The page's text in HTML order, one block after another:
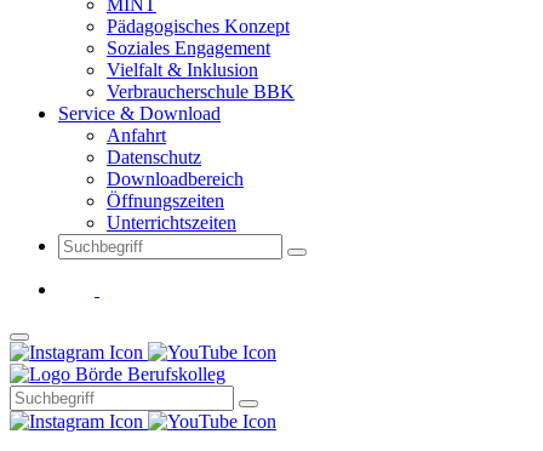
MINT
Pädagogisches Konzept
Soziales Engagement
Vielfalt & Inklusion
Verbraucherschule BBK
Service & Download
Anfahrt
Datenschutz
Downloadbereich
Öffnungszeiten
Unterrichtszeiten